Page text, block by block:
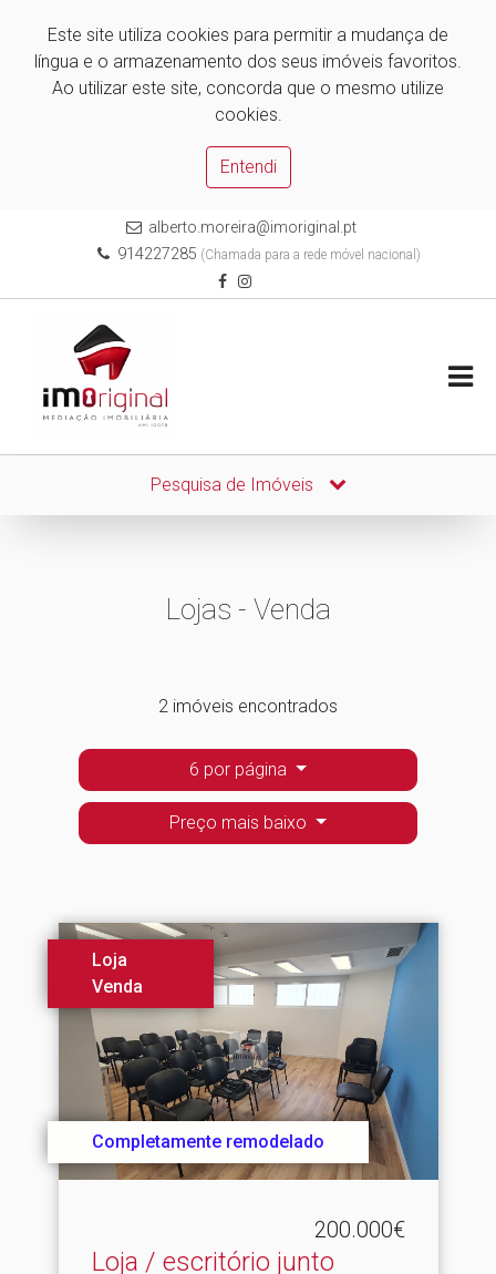
Este site utiliza cookies para permitir a mudança de
língua e o armazenamento dos seus imóveis favoritos.
Ao utilizar este site, concorda que o mesmo utilize
cookies.
Entendi
alberto.moreira@imoriginal.pt
914227285 (Chamada para a rede móvel nacional)
Pesquisa de Imóveis
Lojas - Venda
2 imóveis encontrados
6 por página
Preço mais baixo
Loja
Venda
Completamente remodelado
200.000€
Loja / escritório junto